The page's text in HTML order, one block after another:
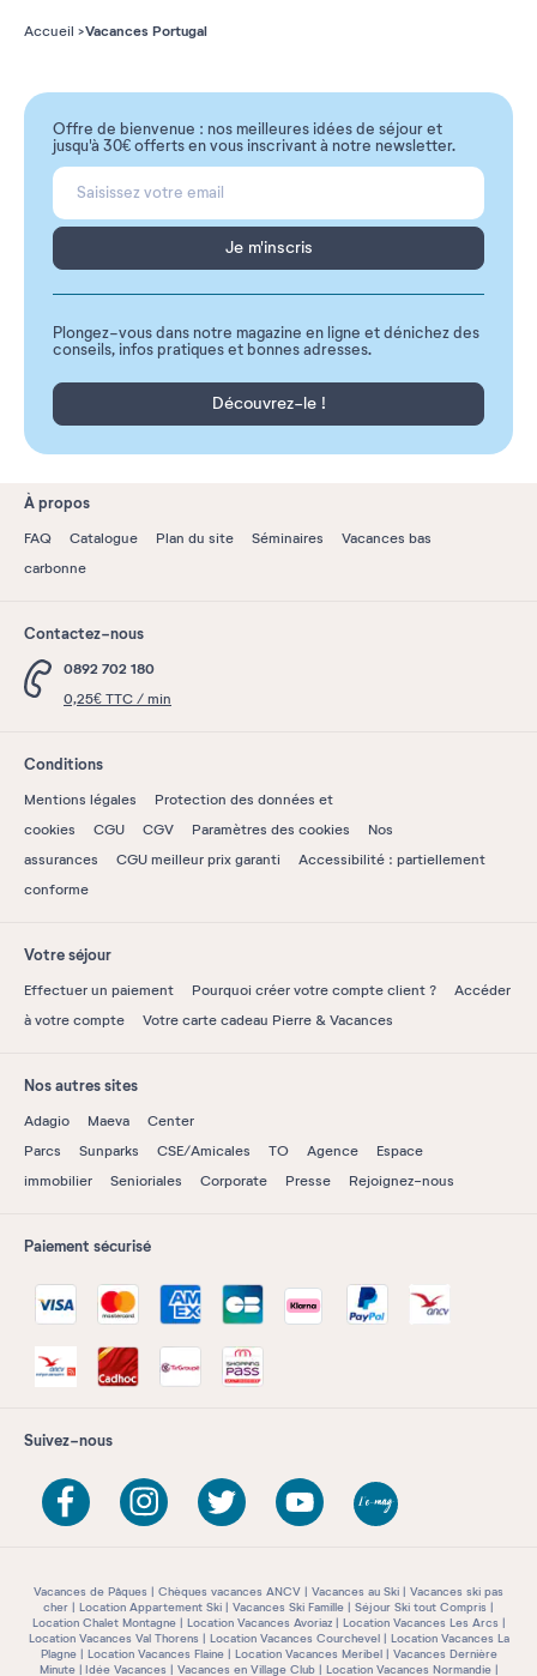
Accueil Vacances Portugal
Offre de bienvenue : nos meilleures idées de séjour et
jusqu'à 30€ offerts en vous inscrivant à notre newsletter.
Je m'inscris
Plongez-vous dans notre magazine en ligne et dénichez des
conseils, infos pratiques et bonnes adresses.
Découvrez-le !
À propos
FAQ Catalogue Plan du site Séminaires
Vacances bas
carbonne
Contactez-nous
0892 702 180
0,25€ TTC / min
Conditions
Mentions légales
Protection des données et
cookies
CGU CGV Paramètres des cookies
Nos
assurances
CGU meilleur prix garanti
Accessibilité : partiellement
conforme
Votre séjour
Effectuer un paiement Pourquoi créer votre compte client ?
Accéder
à votre compte
Votre carte cadeau Pierre & Vacances
Nos autres sites
Adagio Maeva
Center
Parcs
Sunparks CSE/Amicales TO Agence
Espace
immobilier
Senioriales Corporate Presse Rejoignez-nous
Paiement sécurisé
Suivez-nous
Vacances de Pâques Chèques vacances ANCV Vacances au Ski
Vacances ski pas
cher
Location Appartement Ski Vacances Ski Famille
Séjour Ski tout Compris
Location Chalet Montagne
Location Vacances Avoriaz
Location Vacances Les Arcs
Location Vacances Val Thorens
Location Vacances Courchevel
Location Vacances La
Plagne
Location Vacances Flaine Location Vacances Meribel
Vacances Dernière
Minute
Idée Vacances Vacances en Village Club Location Vacances Normandie